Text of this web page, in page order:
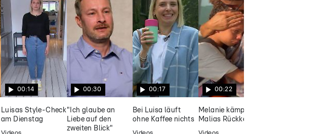
Grill den Henssler
Sommer-Special: Sommer,
Sonne, Steffen Henssler
00:14
Luisas Style-Check
am Dienstag
00:30
"Ich glaube an
Liebe auf den
zweiten Blick"
00:17
Bei Luisa läuft
ohne Kaffee nichts
00:22
Melanie kämpft um
Malias Rückkehr